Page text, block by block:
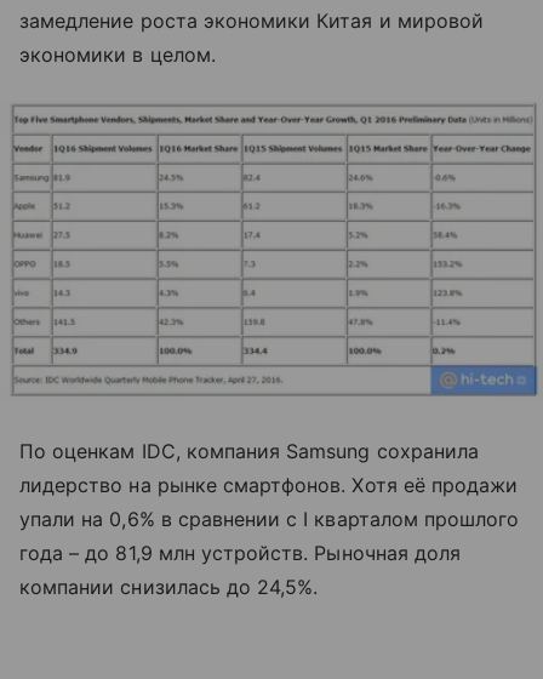
замедление роста экономики Китая и мировой
экономики в целом.
По оценкам IDC, компания Samsung сохранила
лидерство на рынке смартфонов. Хотя её продажи
упали на 0,6% в сравнении с I кварталом прошлого
года – до 81,9 млн устройств. Рыночная доля
компании снизилась до 24,5%.